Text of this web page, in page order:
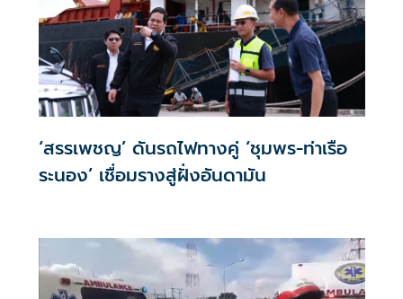
‘สรรเพชญ’ ดันรถไฟทางคู่ ‘ชุมพร-ท่าเรือ
ระนอง’ เชื่อมรางสู่ฝั่งอันดามัน